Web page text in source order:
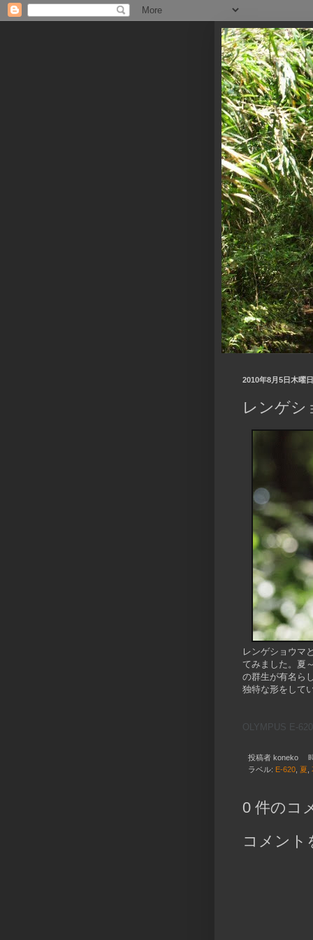
2010年8月5日木曜日
レンゲシ
レンゲショウマ
てみました。夏
の群生が有名ら
独特な形をして
OLYMPUS E-
投稿者 koneko
ラベル: E-620 夏
0 件のコ
コメント